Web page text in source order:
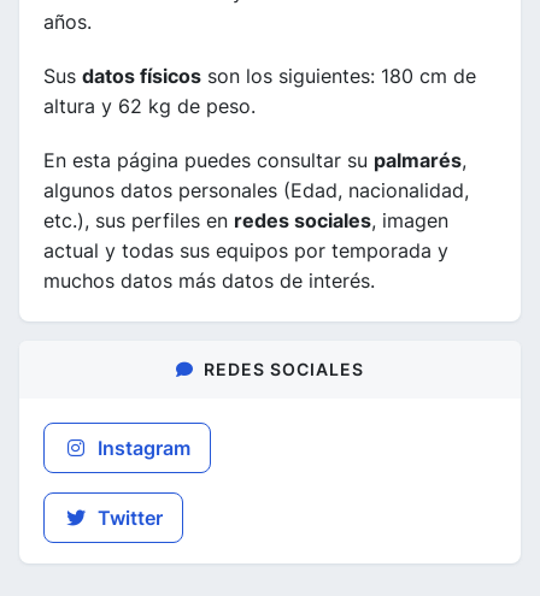
años.
Sus datos físicos son los siguientes: 180 cm de
altura y 62 kg de peso.
En esta página puedes consultar su palmarés,
algunos datos personales (Edad, nacionalidad,
etc.), sus perfiles en redes sociales, imagen
actual y todas sus equipos por temporada y
muchos datos más datos de interés.
REDES SOCIALES
Instagram
Twitter